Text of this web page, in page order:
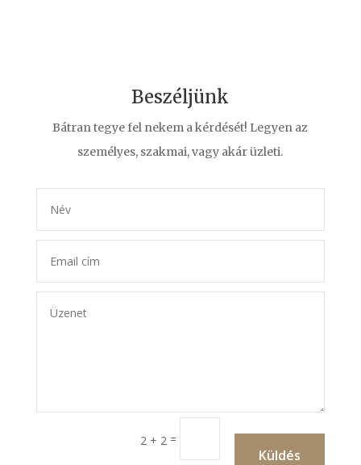
Beszéljünk
Bátran tegye fel nekem a kérdését! Legyen az
személyes, szakmai, vagy akár üzleti.
2 + 2 =
Küldés